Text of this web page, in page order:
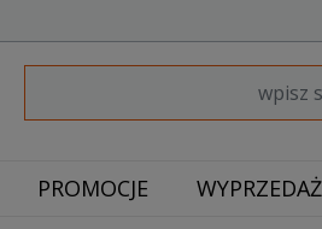
PROMOCJE WYPRZEDAŻ